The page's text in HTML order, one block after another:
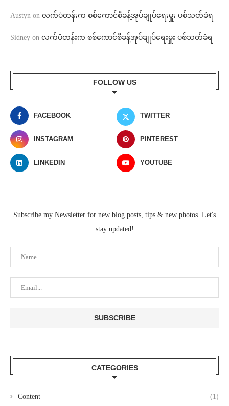
Austyn on လက်ပံတန်းက စစ်ကောင်စီခန့်အုပ်ချုပ်ရေးမှူး ပစ်သတ်ခံရ
Sidney on လက်ပံတန်းက စစ်ကောင်စီခန့်အုပ်ချုပ်ရေးမှူး ပစ်သတ်ခံရ
FOLLOW US
FACEBOOK TWITTER
INSTAGRAM PINTEREST
LINKEDIN YOUTUBE
Subscribe my Newsletter for new blog posts, tips & new photos. Let's
stay updated!
CATEGORIES
Content (1)